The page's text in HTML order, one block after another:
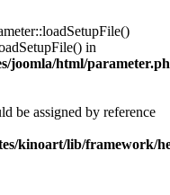
in
joomla/html/
be assigned by reference
kinoart/lib/framework/